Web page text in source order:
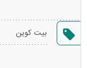
بیت کوین